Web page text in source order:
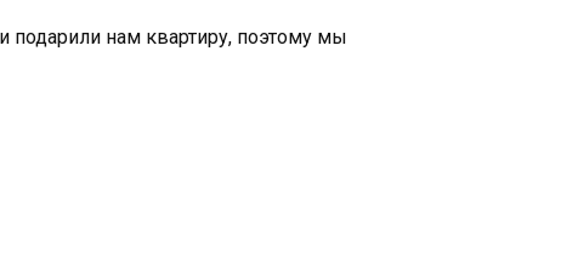
подарили нам квартиру, поэтому мы